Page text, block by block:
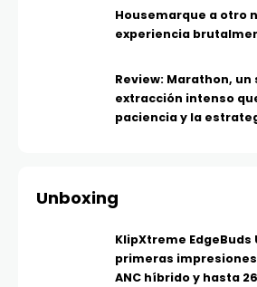
Housemarque a otro
experiencia
Review: Marathon, un
extracción intenso
paciencia y la
Unboxing
KlipXtreme EdgeBuds
primeras
ANC híbrido y hasta